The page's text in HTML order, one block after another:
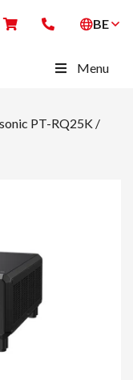
BE
Menu
PT-RQ25K /